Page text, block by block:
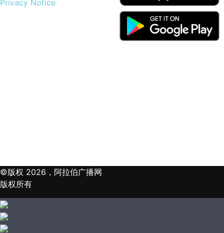
Privacy Notice
©版权 2026，阿拉伯广播网
版权所有